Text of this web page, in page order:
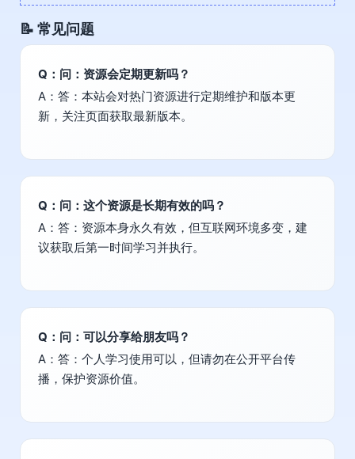
📝 常见问题
Q：问：资源会定期更新吗？
A：答：本站会对热门资源进行定期维护和版本更
新，关注页面获取最新版本。
Q：问：这个资源是长期有效的吗？
A：答：资源本身永久有效，但互联网环境多变，建
议获取后第一时间学习并执行。
Q：问：可以分享给朋友吗？
A：答：个人学习使用可以，但请勿在公开平台传
播，保护资源价值。